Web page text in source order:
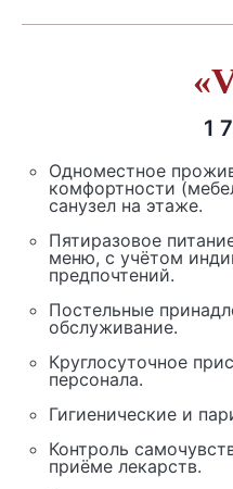
1
Одноместное
комфортности
санузел на этаже.
Пятиразовое
меню, с учётом
предпочтений.
Постельные
обслуживание.
Круглосуточное
персонала.
Гигиенические и
Контроль
приёме лекарств.